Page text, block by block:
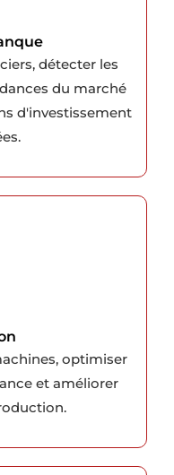
détecter les
du marché
d'investissement
optimiser
et améliorer